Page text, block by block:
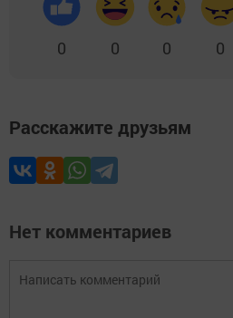
0 0 0 0
Расскажите друзьям
Нет комментариев